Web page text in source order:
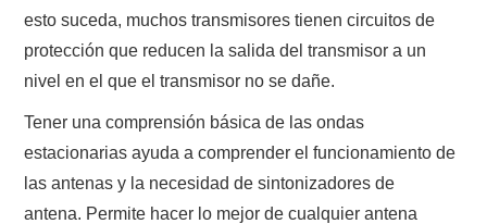
esto suceda, muchos transmisores tienen circuitos de
protección que reducen la salida del transmisor a un
nivel en el que el transmisor no se dañe.
Tener una comprensión básica de las ondas
estacionarias ayuda a comprender el funcionamiento de
las antenas y la necesidad de sintonizadores de
antena. Permite hacer lo mejor de cualquier antena